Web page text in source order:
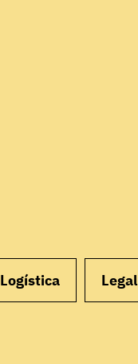
Logística Legal